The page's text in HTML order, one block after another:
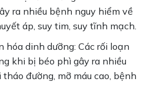
ra nhiều bệnh nguy hiểm về
áp, suy tim, suy tĩnh mạch.
hóa dinh dưỡng: Các rối loạn
khi bị béo phì gây ra nhiều
đường, mỡ máu cao, bệnh